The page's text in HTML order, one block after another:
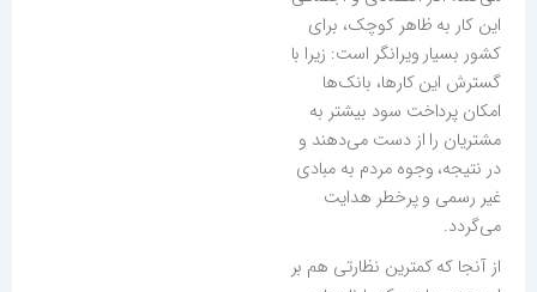
این کار به ظاهر کوچک، برای
کشور بسیار ویرانگر است: زیرا با
گسترش این کارها، بانک‌ها
امکان پرداخت سود بیشتر به
مشتریان را از دست می‌دهند و
در نتیجه، وجوه مردم به مبادی
غیر رسمی و پرخطر هدایت
می‌گردد.
از آنجا که کمترین نظارتی هم بر